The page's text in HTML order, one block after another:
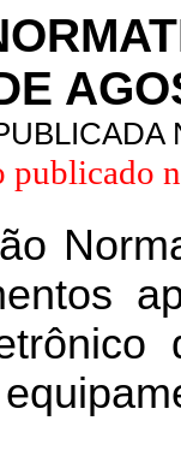
publicado